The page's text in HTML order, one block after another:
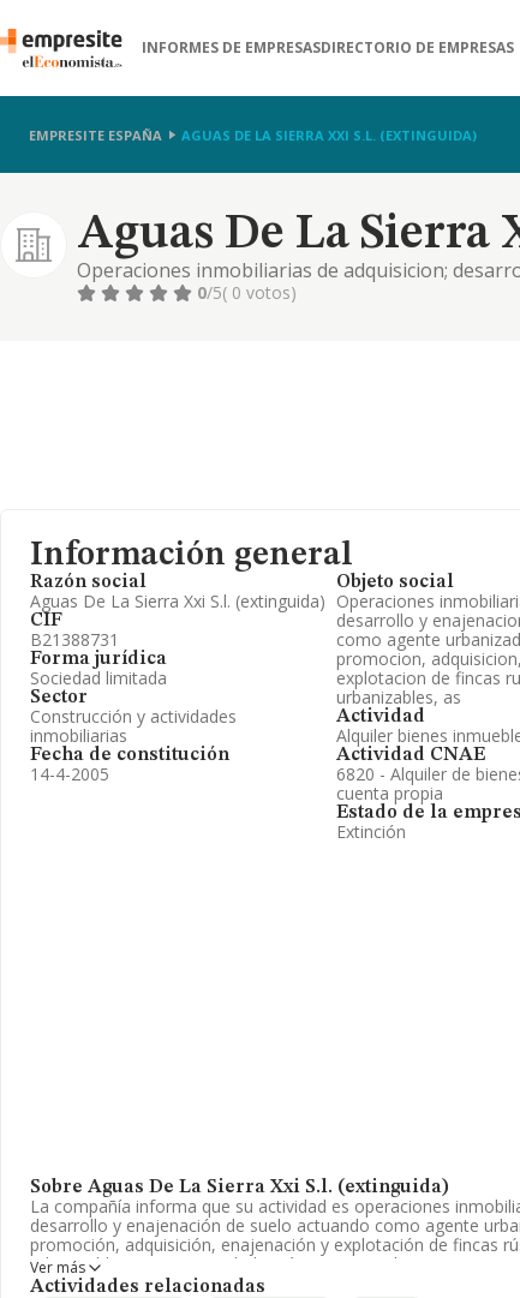
INFORMES DE EMPRESASDIRECTORIO DE EMPRESAS
EMPRESITE ESPAÑA AGUAS DE LA SIERRA XXI S.L. (EXTINGUIDA)
Aguas De La Sierra
Operaciones inmobiliarias de adquisicion;
urbanizador. construccion, promocion,
0/5( 0 votos)
Información general
Razón social
Aguas De La Sierra Xxi S.l. (extinguida)
CIF
B21388731
Forma jurídica
Sociedad limitada
Sector
Construcción y actividades
inmobiliarias
Fecha de constitución
14-4-2005
Objeto social
Operaciones
desarrollo y
como agente
promocion,
explotacion de fincas
urbanizables, as
Actividad
Alquiler bienes
Actividad CNAE
6820 - Alquiler de
cuenta propia
Estado de la
Extinción
Sobre Aguas De La Sierra Xxi S.l. (extinguida)
La compañía informa que su actividad es operaciones
desarrollo y enajenación de suelo actuando como agente
promoción, adquisición, enajenación y explotación de fincas
urbanizables, as. La sociedad está inscrita en el Registro
Limitada. Tiene CNAE: 6820 - 'Alquiler de bienes inmobiliarios
Ver más
Actividades relacionadas